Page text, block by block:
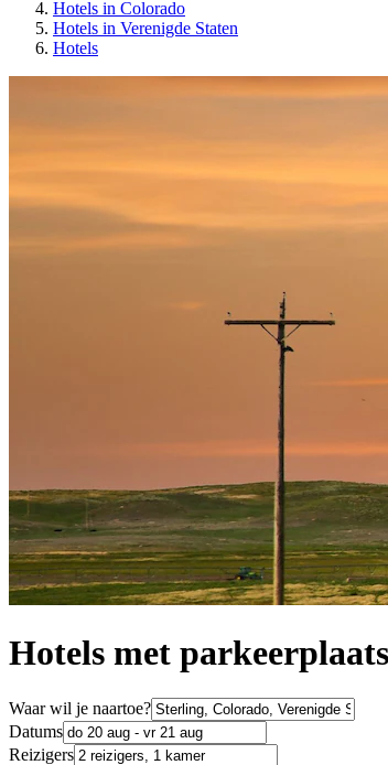
Hotels in Colorado
Hotels in Verenigde Staten
Hotels
Hotels met
Waar wil je naartoe?
Datums
Reizigers